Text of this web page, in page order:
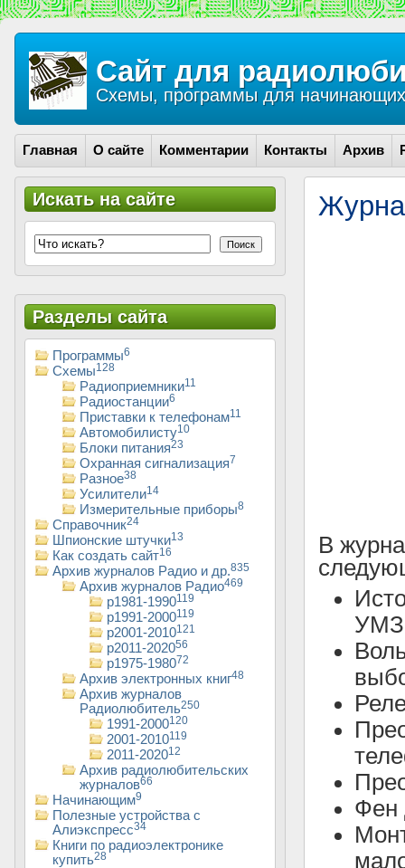
Сайт для
Схемы, программы для
Главная О сайте Комментарии Контакты Архив
В
Фен
Искать на сайте
Поиск
Разделы сайта
Программы6
Схемы128
Радиоприемники11
Радиостанции6
Приставки к телефонам11
Автомобилисту10
Блоки питания23
Охранная сигнализация7
Разное38
Усилители14
Измерительные приборы8
Справочник24
Шпионские штучки13
Как создать сайт16
Архив журналов Радио и др.835
Архив журналов Радио469
р1981-1990119
р1991-2000119
р2001-2010121
р2011-202056
р1975-198072
Архив электронных книг48
Архив журналов
Радиолюбитель250
1991-2000120
2001-2010119
2011-202012
Архив радиолюбительских
журналов66
Начинающим9
Полезные устройства с
Алиэкспресс34
Книги по радиоэлектронике
купить28